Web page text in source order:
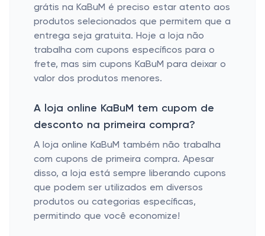
grátis na KaBuM é preciso estar atento aos
produtos selecionados que permitem que a
entrega seja gratuita. Hoje a loja não
trabalha com cupons específicos para o
frete, mas sim cupons KaBuM para deixar o
valor dos produtos menores.
A loja online KaBuM tem cupom de
desconto na primeira compra?
A loja online KaBuM também não trabalha
com cupons de primeira compra. Apesar
disso, a loja está sempre liberando cupons
que podem ser utilizados em diversos
produtos ou categorias específicas,
permitindo que você economize!